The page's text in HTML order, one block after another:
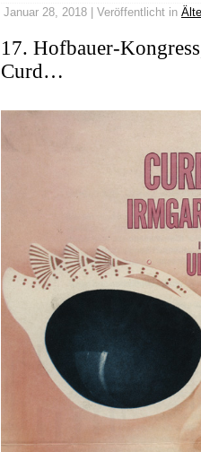
Januar 28, 2018 | Veröffentlicht in
17. Hofbauer-
Curd…